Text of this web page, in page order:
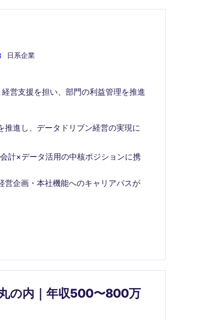
日系企業
営支援を担い、部門の利益管理を推進
推進し、データドリブン経営の実現に
計×データ活用の中核ポジションに携
営企画・本社機能へのキャリアパスが
の内｜年収500〜800万